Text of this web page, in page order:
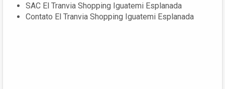
SAC El Tranvia Shopping Iguatemi Esplanada
Contato El Tranvia Shopping Iguatemi Esplanada